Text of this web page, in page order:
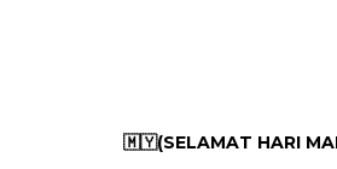
🇲🇾(SELAMAT HARI